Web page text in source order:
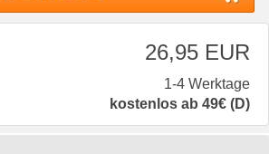
26,95 EUR
1-4 Werktage
kostenlos ab 49€ (D)